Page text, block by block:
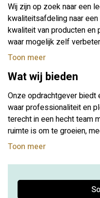
Wij zijn op zoek naar een
kwaliteitsafdeling naar
kwaliteit van producten
waar mogelijk zelf
graag zelfstandig, neemt
Toon meer
Wat wij bieden
Onze opdrachtgever biedt
waar professionaliteit en
terecht in een hecht team
ruimte is om te groeien,
ontwikkelen.
Toon meer